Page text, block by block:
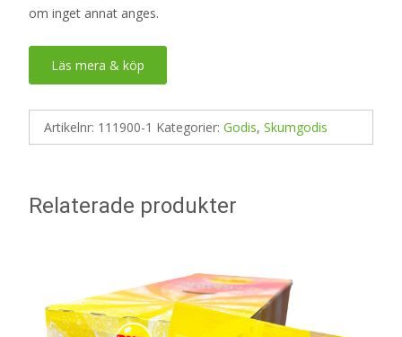
om inget annat anges.
Läs mera & köp
Artikelnr: 111900-1 Kategorier: Godis, Skumgodis
Relaterade produkter